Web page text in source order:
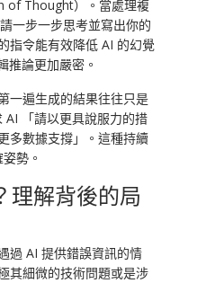
of Thought）。當處理複
一步一步思考並寫出你的
指令能有效降低 AI 的幻覺
推論更加嚴密。
一遍生成的結果往往只是
AI 「請以更具說服力的措
多數據支撐」。這種持續
勢。
理解背後的局
過 AI 提供錯誤資訊的情
其細微的技術問題或是涉